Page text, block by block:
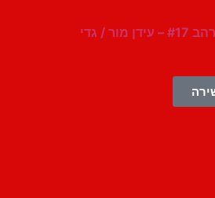
המתנחלת | דורון רהב #17 – עידן מור / גדי